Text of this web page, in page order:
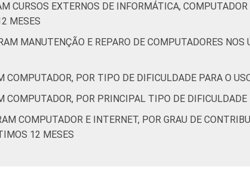
CURSOS EXTERNOS DE INFORMÁTICA,
MESES
MANUTENÇÃO E REPARO DE COMPUTADORES NOS
COMPUTADOR, POR TIPO DE DIFICULDADE PARA O
COMPUTADOR, POR PRINCIPAL TIPO DE
COMPUTADOR E INTERNET, POR GRAU DE
12 MESES